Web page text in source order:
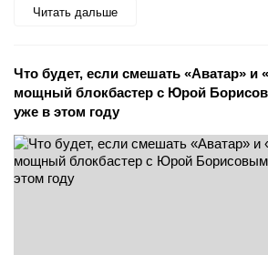
Читать дальше
Что будет, если смешать «Аватар»
мощный блокбастер с Юрой
уже в этом году